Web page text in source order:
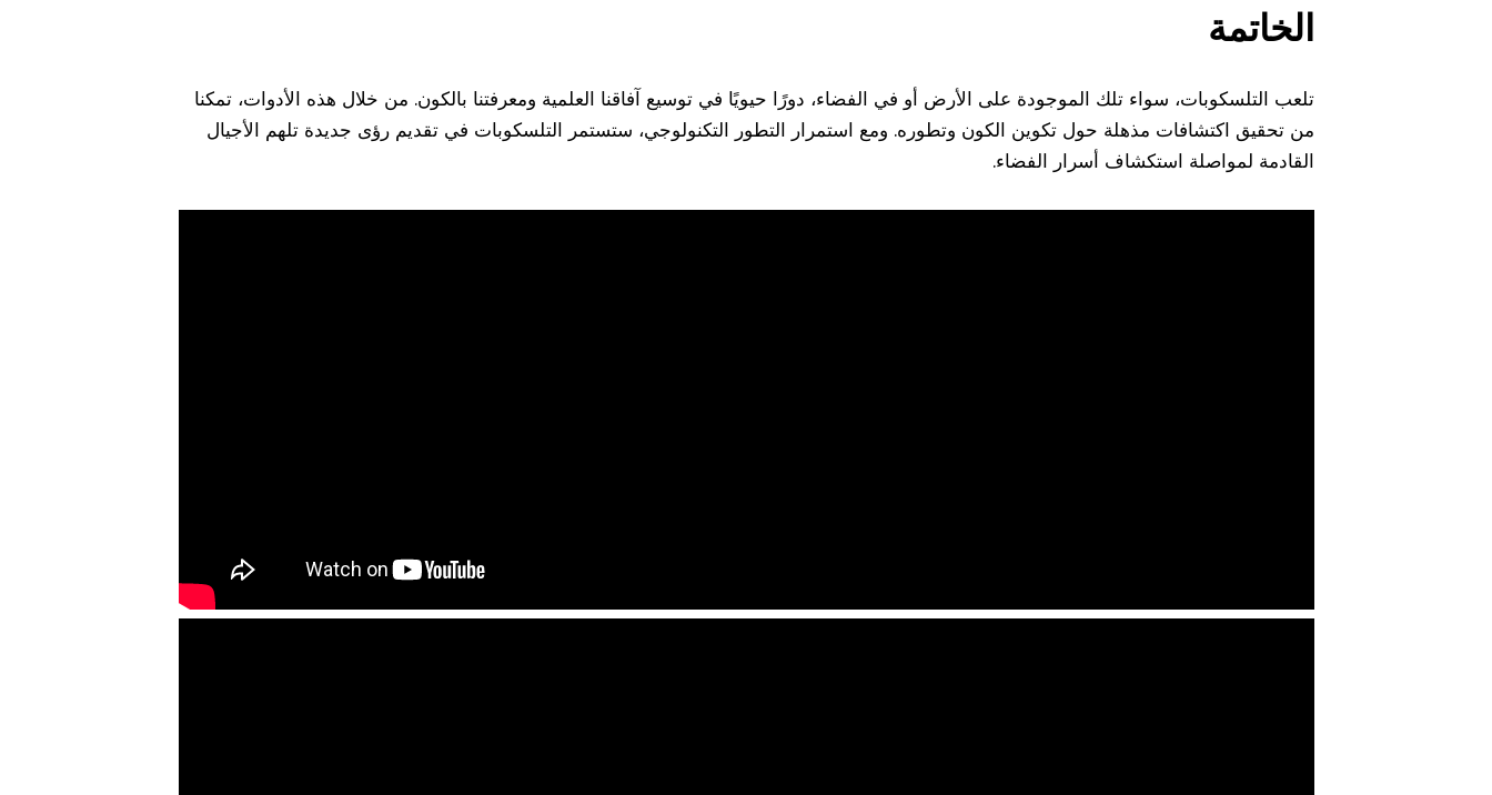
الخاتمة
تلعب التلسكوبات، سواء تلك الموجودة على الأرض أو في الفضاء، دورًا حيويًا في توسيع آفاقنا العلمية ومعرفتنا بالكون. من خلال هذه الأدوات، تمكنا
من تحقيق اكتشافات مذهلة حول تكوين الكون وتطوره. ومع استمرار التطور التكنولوجي، ستستمر التلسكوبات في تقديم رؤى جديدة تلهم الأجيال
القادمة لمواصلة استكشاف أسرار الفضاء.